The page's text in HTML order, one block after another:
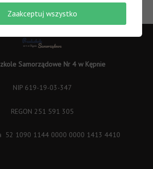
→
Samorządowe Nr 4 w Kępnie
NIP 619-19-03-347
REGON 251 591 305
52 1090 1144 0000 0000 1413 4410
Zaakceptuj wszystko